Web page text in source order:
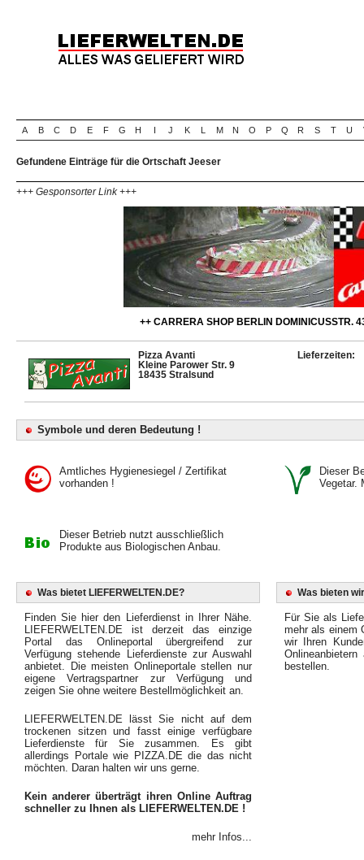
A B C D E F G H I J K L M N O P Q R S T U
Gefundene Einträge für die Ortschaft Jeeser
+++ Gesponsorter Link +++
++ CARRERA SHOP BERLIN DOMINICUSSTR.
Pizza Avanti
Kleine Parower Str. 9
18435 Stralsund
Lieferzeiten:
Symbole und deren Bedeutung !
Amtliches Hygienesiegel / Zertifikat
vorhanden !
Dieser
Vegetar.
Dieser Betrieb nutzt ausschließlich
Produkte aus Biologischen Anbau.
Was bietet LIEFERWELTEN.DE?
Finden Sie hier den Lieferdienst in Ihrer Nähe.
LIEFERWELTEN.DE ist derzeit das einzige
Portal das Onlineportal übergreifend zur
Verfügung stehende Lieferdienste zur Auswahl
anbietet. Die meisten Onlineportale stellen nur
eigene Vertragspartner zur Verfügung und
zeigen Sie ohne weitere Bestellmöglichkeit an.
LIEFERWELTEN.DE lässt Sie nicht auf dem
trockenen sitzen und fasst einige verfügbare
Lieferdienste für Sie zusammen. Es gibt
allerdings Portale wie PIZZA.DE die das nicht
möchten. Daran halten wir uns gerne.
Kein anderer überträgt ihren Online Auftrag
schneller zu Ihnen als LIEFERWELTEN.DE !
mehr Infos...
Was bieten
Für Sie als
mehr als einem
wir Ihren
bestellen.